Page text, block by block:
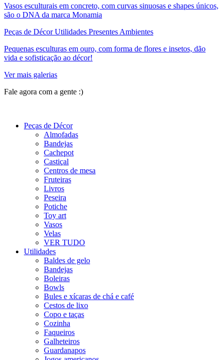
Vasos esculturais em concreto, com curvas sinuosas e shapes únicos,
são o DNA da marca Monamia
Peças de Décor Utilidades Presentes Ambientes
Pequenas esculturas em ouro, com forma de flores e insetos, dão
vida e sofisticação ao décor!
Ver mais galerias
Fale agora com a gente :)
Peças de Décor
Almofadas
Bandejas
Cachepot
Castiçal
Centros de mesa
Fruteiras
Livros
Peseira
Potiche
Toy art
Vasos
Velas
VER TUDO
Utilidades
Baldes de gelo
Bandejas
Boleiras
Bowls
Bules e xícaras de chá e café
Cestos de lixo
Copo e taças
Cozinha
Faqueiros
Galheteiros
Guardanapos